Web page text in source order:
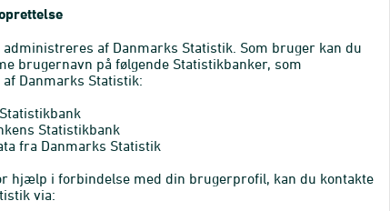
administreres af Danmarks Statistik. Som bruger kan du
brugernavn på følgende Statistikbanker, som
Danmarks Statistik:
Statistikbank
fra Danmarks Statistik
hjælp i forbindelse med din brugerprofil, kan du kontakte
via: